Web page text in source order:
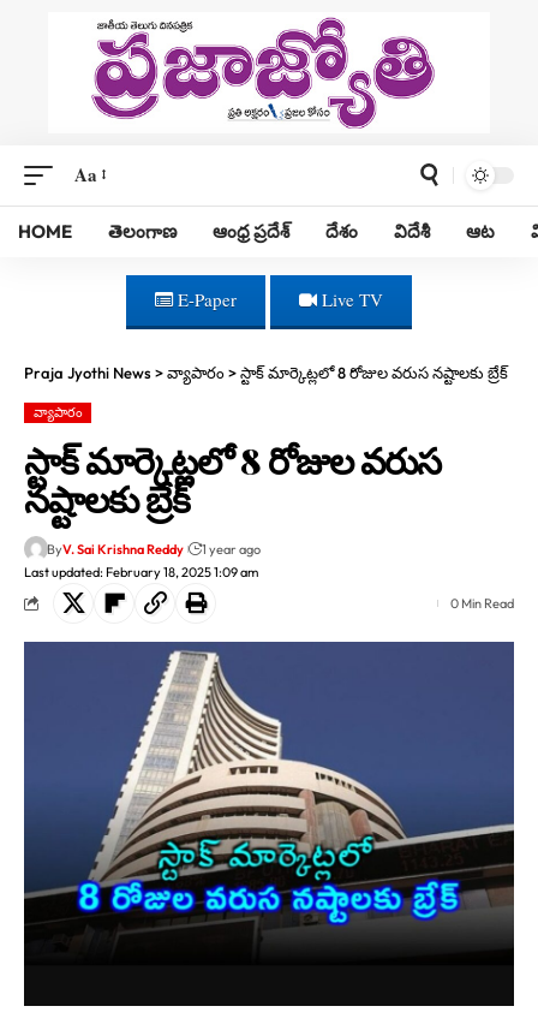
Aa
HOME తెలంగాణ ఆంధ్ర ప్రదేశ్ దేశం విదేశీ ఆట
E-Paper Live TV
Praja Jyothi News>వ్యాపారం>స్టాక్ మార్కెట్లలో 8 రోజుల వరుస నష్టాలకు బ్రేక్
వ్యాపారం
స్టాక్ మార్కెట్లలో 8 రోజుల వరుస
నష్టాలకు బ్రేక్
Last updated: February 18, 2025 1:09 am
ByV. Sai Krishna Reddy 1 year ago
0 Min Read